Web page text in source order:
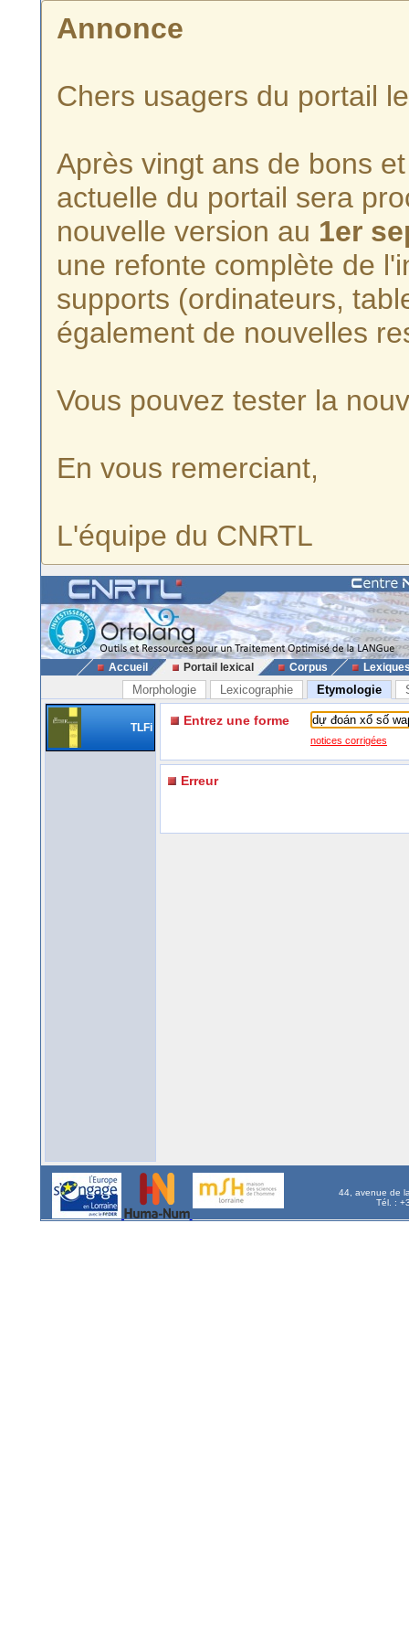
Annonce
Chers usagers du portail
Après vingt ans de bons
actuelle du portail sera
nouvelle version au 1er
une refonte complète de
supports (ordinateurs,
également de nouvelles
Vous pouvez tester la
En vous remerciant,
L'équipe du CNRTL
Accueil Portail lexical Corpus
Morphologie Lexicographie Etymologie
TLFi Entrez une forme
notices corrigées
Erreur
44, avenue de
Tél. :